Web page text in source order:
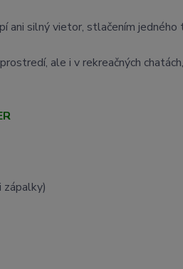
ani silný vietor, stlačením
ale i v rekreačných